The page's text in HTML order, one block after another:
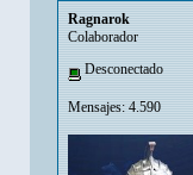
Ragnarok
Colaborador
Desconectado
Mensajes: 4.590